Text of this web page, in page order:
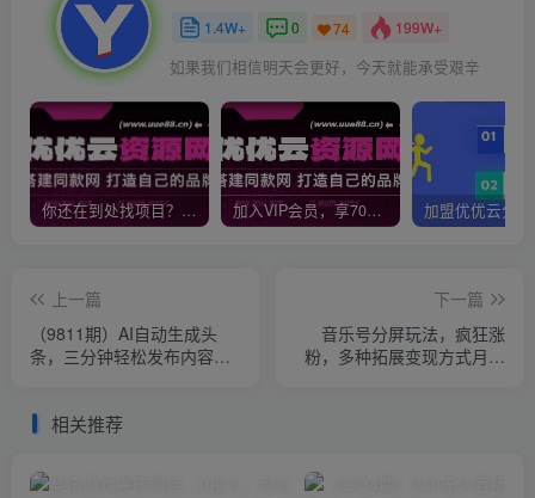
1.4W+ 0 74 199W+
如果我们相信明天会更好，今天就能承受艰辛
你还在到处找项目？还在当韭菜？我靠网创资源站一个月收入5万+，曾经我也是个失败者。 加入VIP会员，享70%的推广提成，免费学习多种网上创业课程，菜鸟秒变大神！
上一篇
（9811期）AI自动生成头
条，三分钟轻松发布内容，
下一篇
音乐号分屏玩法，疯狂涨
粉，多种拓展变现方式月收
相关推荐